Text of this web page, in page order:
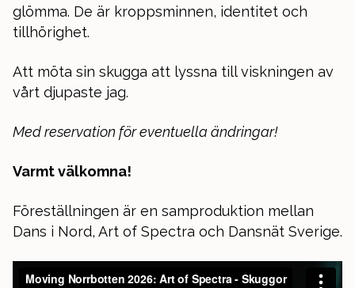
glömma. De är kroppsminnen, identitet och
tillhörighet.
Att möta sin skugga att lyssna till viskningen av
vårt djupaste jag.
Med reservation för eventuella ändringar!
Varmt välkomna!
Föreställningen är en samproduktion mellan
Dans i Nord, Art of Spectra och Dansnät Sverige.